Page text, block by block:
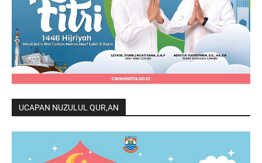
UCAPAN NUZULUL QUR,AN